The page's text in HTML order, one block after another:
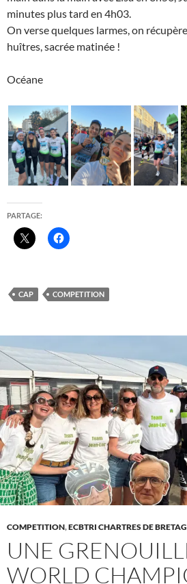
minutes plus tard en 4h03.
On verse quelques larmes, on
huîtres, sacrée matinée !
Océane
PARTAGE:
CAP COMPETITION
COMPETITION,ECBTRI CHARTRES DE
UNE
WORLD